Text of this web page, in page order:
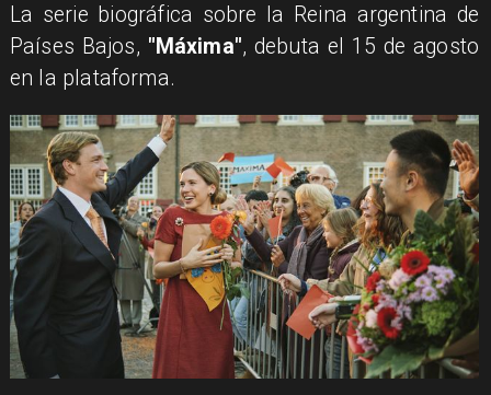
La serie biográfica sobre la Reina argentina de
Países Bajos, "Máxima", debuta el 15 de agosto
en la plataforma.